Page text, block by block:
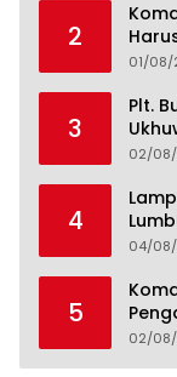
2
01/
3
Plt.
02/
4
04/
5
02/